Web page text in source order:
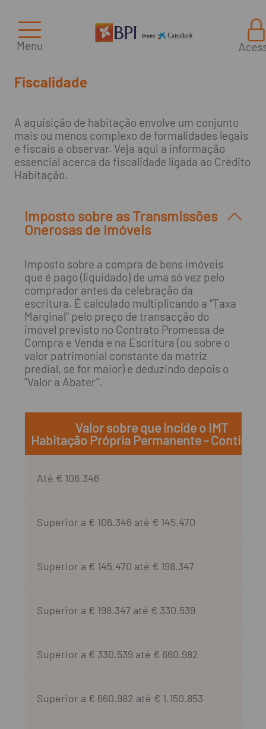
Menu
Fiscalidade
A aquisição de habitação envolve um conjunto
mais ou menos complexo de formalidades legais
e fiscais a observar. Veja aqui a informação
essencial acerca da fiscalidade ligada ao Crédito
Habitação.
Imposto sobre as Transmissões
Onerosas de Imóveis
Imposto sobre a compra de bens imóveis
que é pago (liquidado) de uma só vez pelo
comprador antes da celebração da
escritura. É calculado multiplicando a "Taxa
Marginal" pelo preço de transacção do
imóvel previsto no Contrato Promessa de
Compra e Venda e na Escritura (ou sobre o
valor patrimonial constante da matriz
predial, se for maior) e deduzindo depois o
"Valor a Abater".
Valor sobre que incide o IMT
Habitação Própria Permanente -
Até € 106.346
Superior a € 106.346 até € 145.470
Superior a € 145.470 até € 198.347
S​uperior a € 198.347 até € 330.539
​Superior a € 330.539 até € 660.982
Superior a € 660.982 até € 1.150.853